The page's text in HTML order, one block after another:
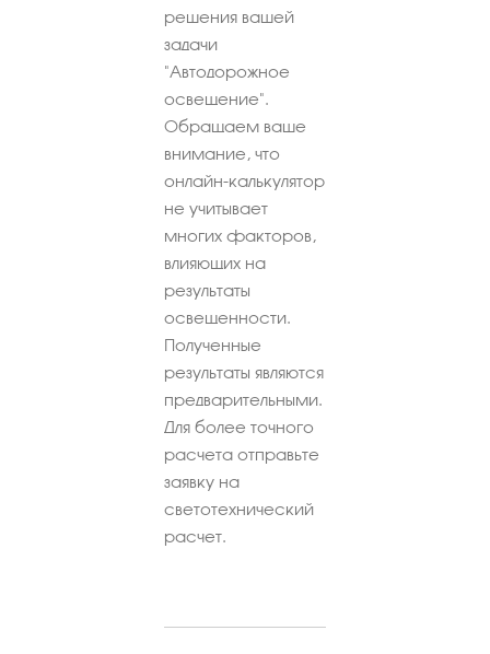
решения вашей
задачи
"Автодорожное
освещение".
Обращаем ваше
внимание, что
онлайн-калькулятор
не учитывает
многих факторов,
влияющих на
результаты
освещенности.
Полученные
результаты являются
предварительными.
Для более точного
расчета отправьте
заявку на
светотехнический
расчет.